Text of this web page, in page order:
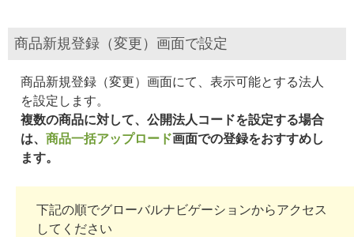
商品新規登録（変更）画面で設定
商品新規登録（変更）画面にて、表示可能とする法人
を設定します。
複数の商品に対して、公開法人コードを設定する場合
は、 商品一括アップロード画面での登録をおすすめし
ます。
下記の順でグローバルナビゲーションからアクセス
してください